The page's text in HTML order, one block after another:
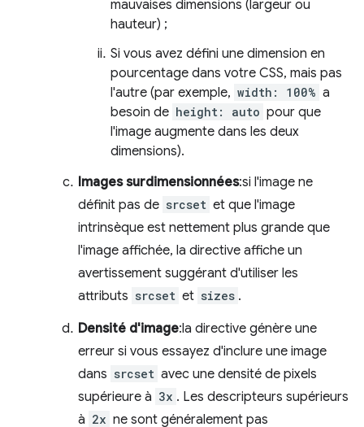
mauvaises dimensions (largeur ou
hauteur) ;
Si vous avez défini une dimension en
pourcentage dans votre CSS, mais pas
l'autre (par exemple, width: 100% a
besoin de height: auto pour que
l'image augmente dans les deux
dimensions).
Images surdimensionnées:si l'image ne
définit pas de srcset et que l'image
intrinsèque est nettement plus grande que
l'image affichée, la directive affiche un
avertissement suggérant d'utiliser les
attributs srcset et sizes .
Densité d'image:la directive génère une
erreur si vous essayez d'inclure une image
dans srcset avec une densité de pixels
supérieure à 3x . Les descripteurs supérieurs
à 2x ne sont généralement pas